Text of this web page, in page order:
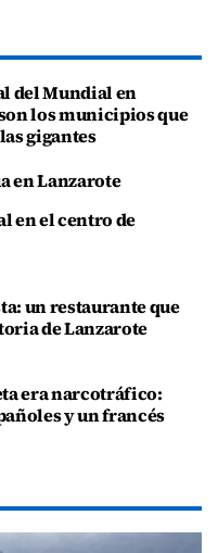
del Mundial en
los municipios que
gigantes
en Lanzarote
en el centro de
un restaurante que
de Lanzarote
era narcotráfico:
y un francés